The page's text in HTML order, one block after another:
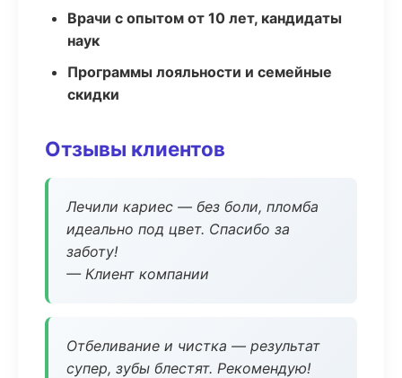
Врачи с опытом от 10 лет, кандидаты
наук
Программы лояльности и семейные
скидки
Отзывы клиентов
Лечили кариес — без боли, пломба
идеально под цвет. Спасибо за
заботу!
— Клиент компании
Отбеливание и чистка — результат
супер, зубы блестят. Рекомендую!